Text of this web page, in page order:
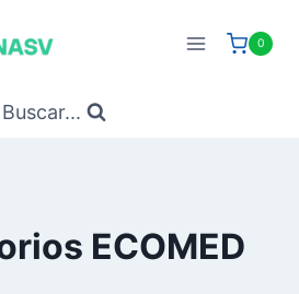
0
Buscar...
ECOMED